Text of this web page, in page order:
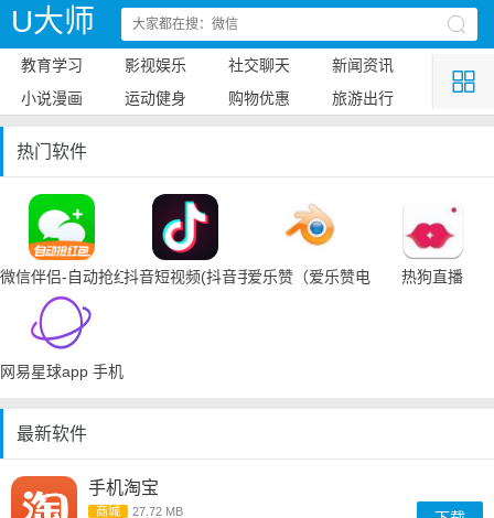
U大师
教育学习 影视娱乐 社交聊天
新闻资讯
小说漫画
运动健身 购物优惠 旅游出行
热门软件
微信伴侣-自动抢红包抖音短视频(抖音手机下载)爱乐赞（爱乐赞电脑手机下载）
热狗直播
网易星球app 手机下载
最新软件
手机淘宝
商城 27.72 MB